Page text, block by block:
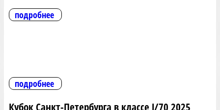
подробнее
подробнее
Кубок Санкт-Петербурга в классе J/70 2025